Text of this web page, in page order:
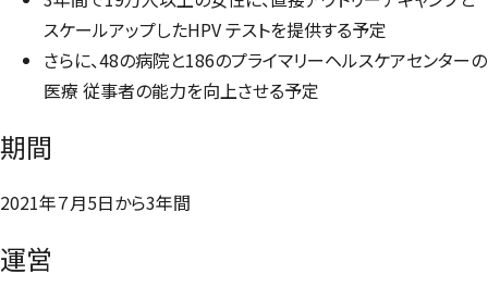
スケールアップしたHPV テストを提供する予定
さらに、48の病院と186のプライマリーヘルスケアセンターの
医療 従事者の能力を向上させる予定
期間
2021年７月5日から3年間
運営